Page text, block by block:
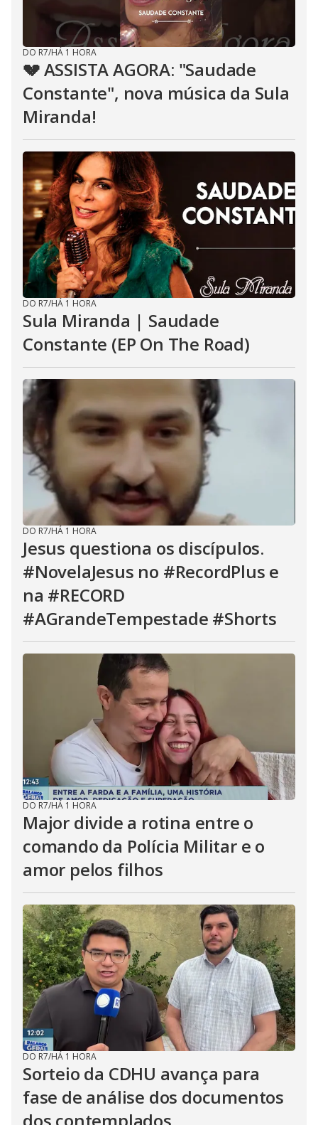
DO R7/HÁ 1 HORA
💔 ASSISTA AGORA: "Saudade
Constante", nova música da Sula
Miranda!
DO R7/HÁ 1 HORA
Sula Miranda | Saudade
Constante (EP On The Road)
DO R7/HÁ 1 HORA
Jesus questiona os discípulos.
#NovelaJesus no #RecordPlus e
na #RECORD
#AGrandeTempestade #Shorts
DO R7/HÁ 1 HORA
Major divide a rotina entre o
comando da Polícia Militar e o
amor pelos filhos
DO R7/HÁ 1 HORA
Sorteio da CDHU avança para
fase de análise dos documentos